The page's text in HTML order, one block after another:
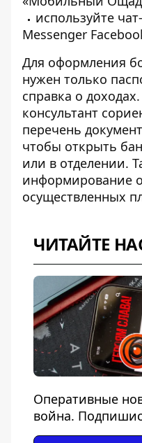
используйте
Messenger
Для оформления
нужен только
справка о
консультант
перечень
чтобы открыть
или в отделении.
информирование
осуществленных
ЧИТАЙТЕ
Оперативные
война.